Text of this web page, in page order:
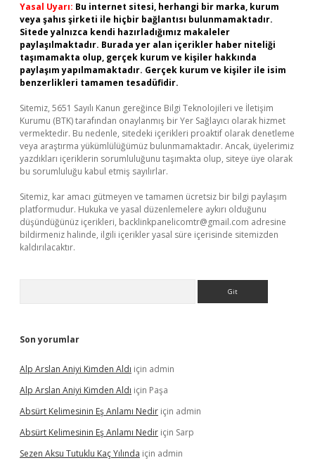
Yasal Uyarı: Bu internet sitesi, herhangi bir marka, kurum
veya şahıs şirketi ile hiçbir bağlantısı bulunmamaktadır.
Sitede yalnızca kendi hazırladığımız makaleler
paylaşılmaktadır. Burada yer alan içerikler haber niteliği
taşımamakta olup, gerçek kurum ve kişiler hakkında
paylaşım yapılmamaktadır. Gerçek kurum ve kişiler ile isim
benzerlikleri tamamen tesadüfidir.
Sitemiz, 5651 Sayılı Kanun gereğince Bilgi Teknolojileri ve İletişim
Kurumu (BTK) tarafından onaylanmış bir Yer Sağlayıcı olarak hizmet
vermektedir. Bu nedenle, sitedeki içerikleri proaktif olarak denetleme
veya araştırma yükümlülüğümüz bulunmamaktadır. Ancak, üyelerimiz
yazdıkları içeriklerin sorumluluğunu taşımakta olup, siteye üye olarak
bu sorumluluğu kabul etmiş sayılırlar.
Sitemiz, kar amacı gütmeyen ve tamamen ücretsiz bir bilgi paylaşım
platformudur. Hukuka ve yasal düzenlemelere aykırı olduğunu
düşündüğünüz içerikleri, backlinkpanelicomtr@gmail.com adresine
bildirmeniz halinde, ilgili içerikler yasal süre içerisinde sitemizden
kaldırılacaktır.
Son yorumlar
Alp Arslan Aniyi Kimden Aldı için admin
Alp Arslan Aniyi Kimden Aldı için Paşa
Absürt Kelimesinin Eş Anlamı Nedir için admin
Absürt Kelimesinin Eş Anlamı Nedir için Sarp
Sezen Aksu Tutuklu Kaç Yılında için admin